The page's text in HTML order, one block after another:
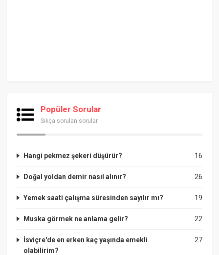
Popüler Sorular
Sıkça sorulan sorular
16
Hangi pekmez şekeri düşürür?
26
Doğal yoldan demir nasıl alınır?
19
Yemek saati çalışma süresinden sayılır mı?
22
Muska görmek ne anlama gelir?
27
İsviçre'de en erken kaç yaşında emekli
olabilirim?